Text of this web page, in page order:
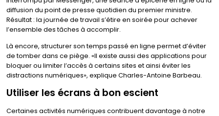
diffusion du point de presse quotidien du premier ministre.
Résultat : la journée de travail s’étire en soirée pour achever
l’ensemble des tâches à accomplir.
Là encore, structurer son temps passé en ligne permet d’éviter
de tomber dans ce piège. Il existe aussi des applications pour
bloquer ou limiter l’accès à certains sites et ainsi éviter les
distractions numériques , explique Charles-Antoine Barbeau.
Utiliser les écrans à bon escient
Certaines activités numériques contribuent davantage à notre